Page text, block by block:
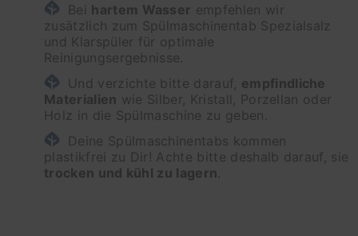
Bei hartem Wasser empfehlen wir
zusätzlich zum Spülmaschinentab Spezialsalz
und Klarspüler für optimale
Reinigungsergebnisse.
Und verzichte bitte darauf, empfindliche
Materialien wie Silber, Kristall, Porzellan oder
Holz in die Spülmaschine zu geben.
Deine Spülmaschinentabs kommen
plastikfrei zu Dir! Achte bitte deshalb darauf, sie
trocken und kühl zu lagern